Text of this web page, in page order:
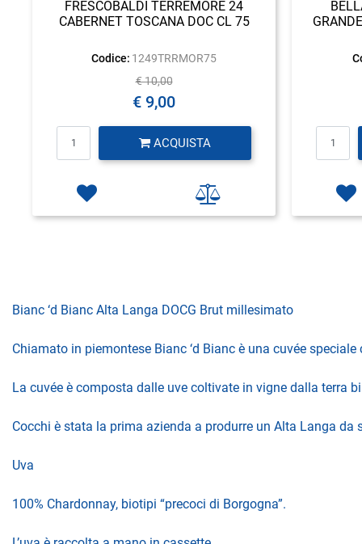
FRESCOBALDI TERREMORE 24
CABERNET TOSCANA DOC CL 75
Codice: 1249TRRMOR75
€ 10,00
€ 9,00
ACQUISTA
Bianc ‘d Bianc Alta Langa DOCG Brut millesimato
Chiamato in piemontese Bianc ‘d Bianc è una cuvée
La cuvée è composta dalle uve coltivate in vigne dalla terra
Cocchi è stata la prima azienda a produrre un Alta Langa da
Uva
100% Chardonnay, biotipi “precoci di Borgogna”.